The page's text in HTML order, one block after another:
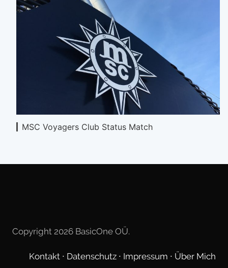
MSC Voyagers Club Status Match
Copyright 2026 BasicOne OÜ.
Kontakt ∙ Datenschutz ∙ Impressum ∙ Über Mich